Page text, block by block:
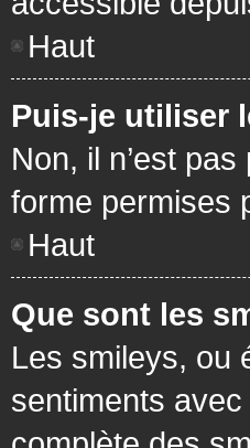
Haut
Puis-je utiliser
Non, il n’est
forme permises
Haut
Que sont les
Les smileys, ou
sentiments